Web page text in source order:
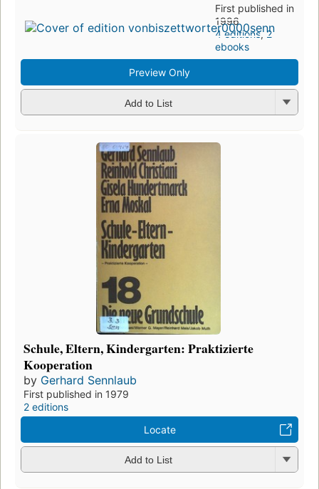
First published in
1996
4 editions,2
ebooks
Preview Only
Add to List
Schule, Eltern, Kindergarten: Praktizierte
Kooperation
by Gerhard Sennlaub
First published in 1979
2 editions
Locate
Add to List